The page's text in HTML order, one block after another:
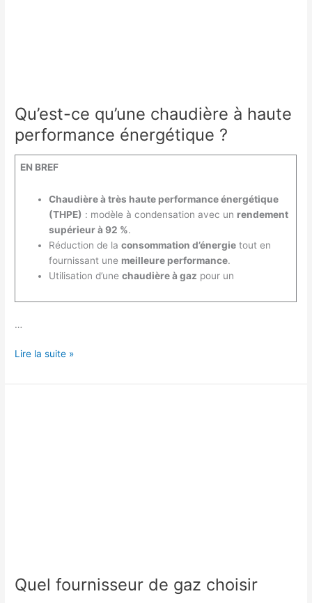
Qu’est-ce qu’une chaudière à haute
performance énergétique ?
EN BREF
Chaudière à très haute performance énergétique
(THPE) : modèle à condensation avec un rendement
supérieur à 92 %.
Réduction de la consommation d’énergietout en
fournissant une meilleure performance.
Utilisation d’une chaudière à gaz pour un
…
Qu’est-
qu’une
Lire la suite »
Quel fournisseur de gaz choisir